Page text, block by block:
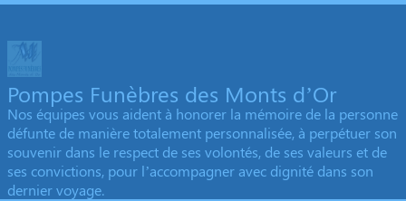
Pompes Funèbres des Monts d’Or
Nos équipes vous aident à honorer la mémoire de la personne
défunte de manière totalement personnalisée, à perpétuer son
souvenir dans le respect de ses volontés, de ses valeurs et de
ses convictions, pour l’accompagner avec dignité dans son
dernier voyage.